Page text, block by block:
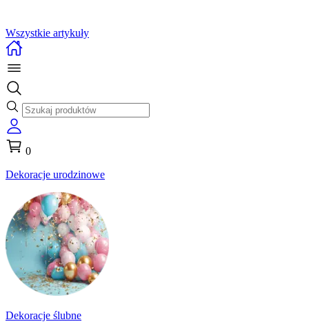
Wszystkie artykuły
0
Dekoracje urodzinowe
Dekoracje ślubne